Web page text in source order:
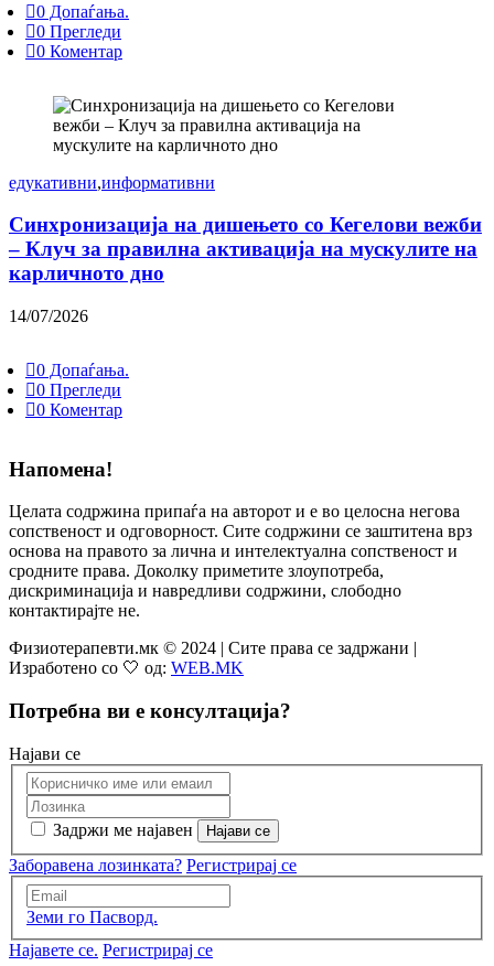
0 Допаѓања.
0 Прегледи
0 Коментар
едукативни,информативни
Синхронизација на дишењето со Кегелови вежби
– Клуч за правилна активација на мускулите на
карличното дно
14/07/2026
0 Допаѓања.
0 Прегледи
0 Коментар
Напомена!
Целата содржина припаѓа на авторот и е во целосна негова
сопственост и одговорност. Сите содржини се заштитена врз
основа на правото за лична и интелектуална сопственост и
сродните права. Доколку приметите злоупотреба,
дискриминација и навредливи содржини, слободно
контактирајте не.
Физиотерапевти.мк © 2024 | Сите права се задржани |
Изработено со 🤍 од: WEB.MK
Потребна ви е консултација?
Најави се
Задржи ме најавен
Заборавена лозинката? Регистрирај се
Земи го Пасворд.
Најавете се. Регистрирај се